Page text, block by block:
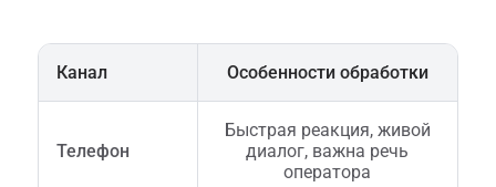
Канал Особенности обработки
Телефон
Быстрая реакция, живой
диалог, важна речь
оператора